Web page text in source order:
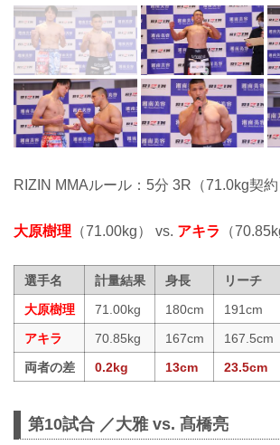
RIZIN MMAルール：5分 3R（71.0kg契約
大原樹理 （71.00kg） vs. アキラ （
選手名 計量結果 身長
リーチ
大原樹理
71.00kg 180cm
191cm
アキラ
70.85kg 167cm
167.5cm
両者の差
0.2kg 13cm 23.5cm
第10試合 ／大雅 vs. 髙橋亮